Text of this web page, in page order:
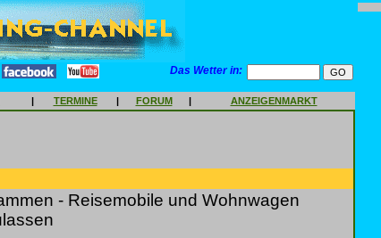
Das Wetter in:
| TERMINE | FORUM | ANZEIGENMARKT
- Reisemobile und Wohnwagen